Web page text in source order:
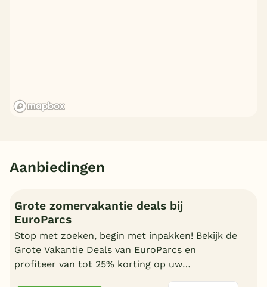
Aanbiedingen
Grote zomervakantie deals bij
EuroParcs
Stop met zoeken, begin met inpakken! Bekijk de
Grote Vakantie Deals van EuroParcs en
profiteer van tot 25% korting op uw